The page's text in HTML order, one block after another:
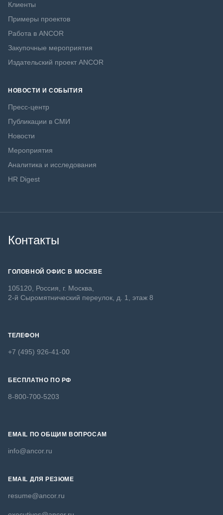
Клиенты
Примеры проектов
Работа в ANCOR
Закупочные мероприятия
Издательский проект ANCOR
НОВОСТИ И СОБЫТИЯ
Пресс-центр
Публикации в СМИ
Новости
Мероприятия
Аналитика и исследования
HR Digest
Контакты
ГОЛОВНОЙ ОФИС В МОСКВЕ
105120, Россия, г. Москва,
2-й Сыромятнический переулок, д. 1, этаж 8
ТЕЛЕФОН
+7 (495) 926-41-00
БЕСПЛАТНО ПО РФ
8-800-700-5203
EMAIL ПО ОБЩИМ ВОПРОСАМ
info@ancor.ru
EMAIL ДЛЯ РЕЗЮМЕ
resume@ancor.ru